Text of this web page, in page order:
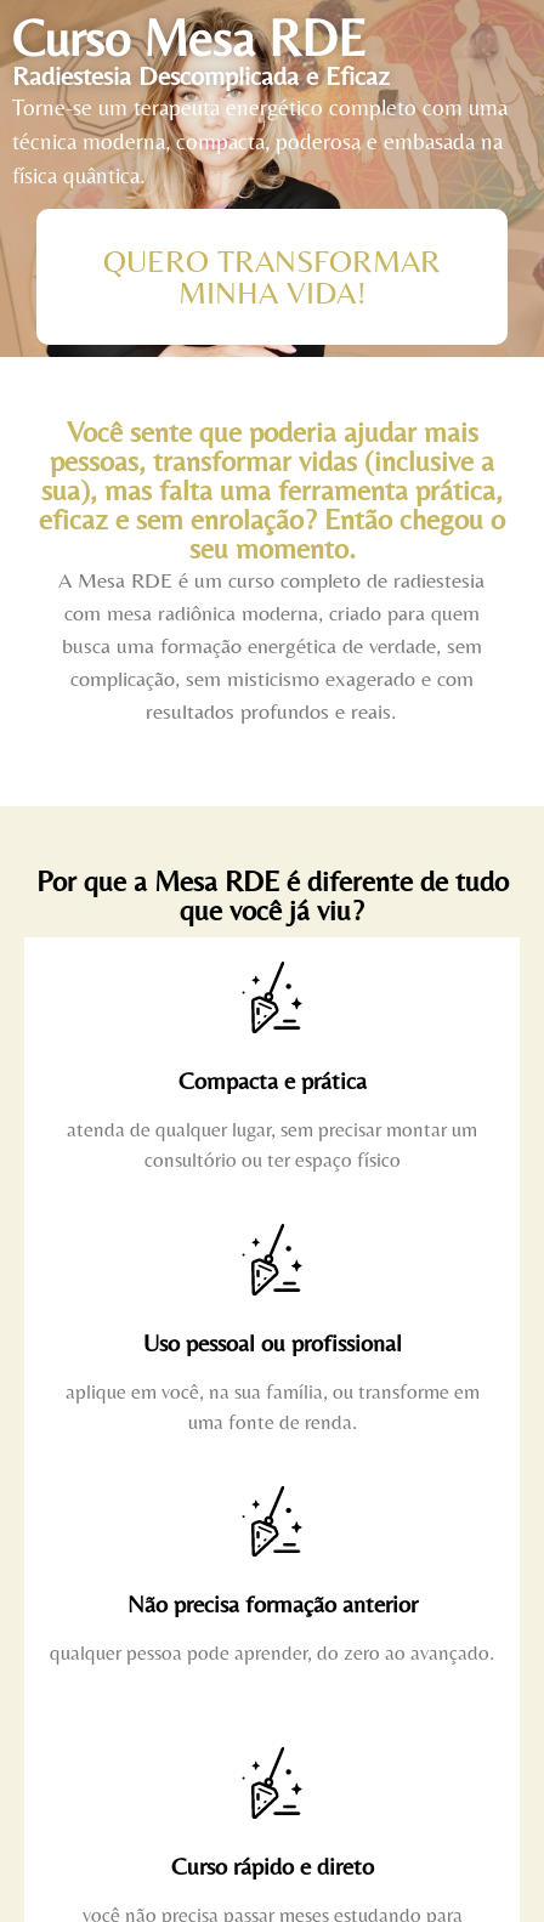
Curso Mesa RDE
Radiestesia Descomplicada e Eficaz
Torne-se um terapeuta energético completo com uma
técnica moderna, compacta, poderosa e embasada na
física quântica.
QUERO TRANSFORMAR
MINHA VIDA!
Você sente que poderia ajudar mais
pessoas, transformar vidas (inclusive a
sua), mas falta uma ferramenta prática,
eficaz e sem enrolação? Então chegou o
seu momento.
A Mesa RDE é um curso completo de radiestesia
com mesa radiônica moderna, criado para quem
busca uma formação energética de verdade, sem
complicação, sem misticismo exagerado e com
resultados profundos e reais.
Por que a Mesa RDE é diferente de tudo
que você já viu?
Compacta e prática
atenda de qualquer lugar, sem precisar montar um
consultório ou ter espaço físico
Uso pessoal ou profissional
aplique em você, na sua família, ou transforme em
uma fonte de renda.
Não precisa formação anterior
qualquer pessoa pode aprender, do zero ao avançado.
Curso rápido e direto
você não precisa passar meses estudando para